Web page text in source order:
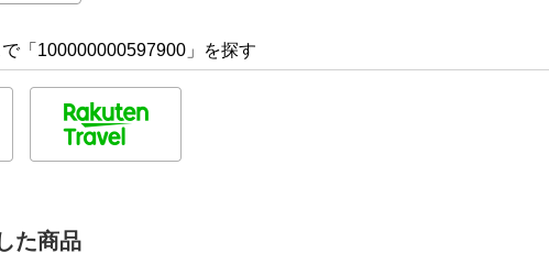
「100000000597900」を探す
た商品